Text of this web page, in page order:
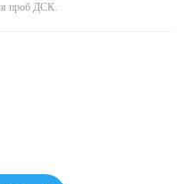
проб ДСК.